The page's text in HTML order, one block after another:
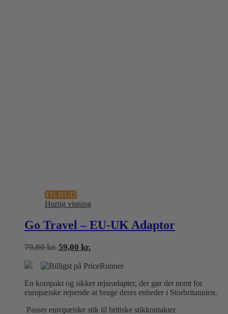
TILBUD
Hurtig visning
Go Travel – EU-UK Adaptor
79,00kr. Den
pris
79,00 kr..
59,00 kr.Den
pris
59,00 kr..
En kompakt og sikker rejseadapter, der gør det nemt for
europæiske rejsende at bruge deres enheder i Storbritannien.
Passer europæiske stik til britiske stikkontakter